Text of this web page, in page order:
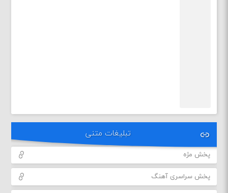
تبلیغات متنی
پخش مژه
پخش سراسری آهنگ